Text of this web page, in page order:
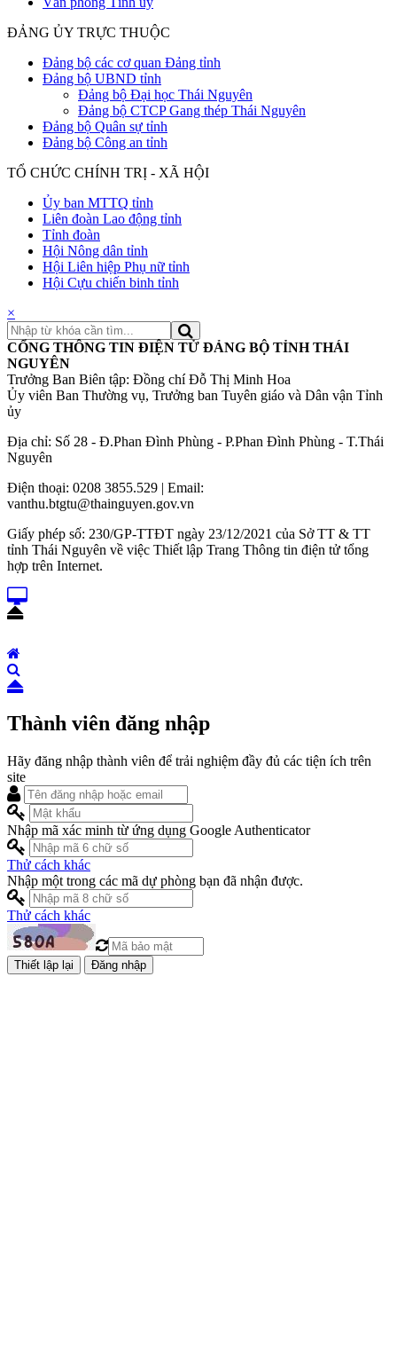
ĐẢNG ỦY TRỰC THUỘC
Đảng bộ các cơ quan Đảng tỉnh
Đảng bộ UBND tỉnh
Đảng bộ Đại học Thái Nguyên
Đảng bộ CTCP Gang thép Thái Nguyên
Đảng bộ Quân sự tỉnh
Đảng bộ Công an tỉnh
TỔ CHỨC CHÍNH TRỊ - XÃ HỘI
Ủy ban MTTQ tỉnh
Liên đoàn Lao động tỉnh
Tỉnh đoàn
Hội Nông dân tỉnh
Hội Liên hiệp Phụ nữ tỉnh
Hội Cựu chiến binh tỉnh
×
CỔNG THÔNG TIN ĐIỆN TỬ ĐẢNG BỘ TỈNH THÁI
NGUYÊN
Trưởng Ban Biên tập: Đồng chí Đỗ Thị Minh Hoa
Ủy viên Ban Thường vụ, Trưởng ban Tuyên giáo và Dân vận Tỉnh
ủy
Địa chỉ: Số 28 - Đ.Phan Đình Phùng - P.Phan Đình Phùng - T.Thái
Nguyên
Điện thoại: 0208 3855.529 | Email:
vanthu.btgtu@thainguyen.gov.vn
Giấy phép số: 230/GP-TTĐT ngày 23/12/2021 của Sở TT & TT
tỉnh Thái Nguyên về việc Thiết lập Trang Thông tin điện tử tổng
hợp trên Internet.
Thành viên đăng nhập
Hãy đăng nhập thành viên để trải nghiệm đầy đủ các tiện ích trên
site
Nhập mã xác minh từ ứng dụng Google Authenticator
Thử cách khác
Nhập một trong các mã dự phòng bạn đã nhận được.
Thử cách khác
Đăng nhập